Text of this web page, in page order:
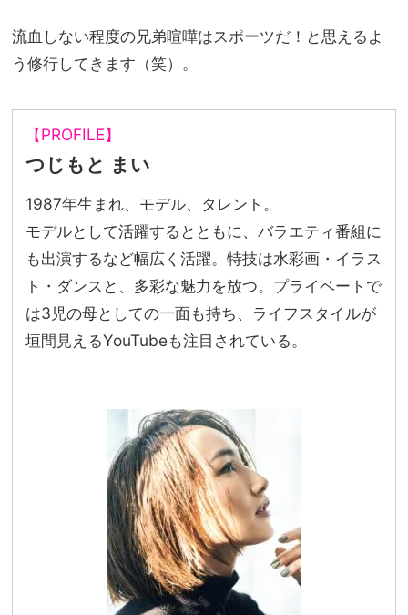
流血しない程度の兄弟喧嘩はスポーツだ！と思えるよ
う修行してきます（笑）。
【PROFILE】
つじもと まい
1987年生まれ、モデル、タレント。
モデルとして活躍するとともに、バラエティ番組に
も出演するなど幅広く活躍。特技は水彩画・イラス
ト・ダンスと、多彩な魅力を放つ。プライベートで
は3児の母としての一面も持ち、ライフスタイルが
垣間見えるYouTubeも注目されている。